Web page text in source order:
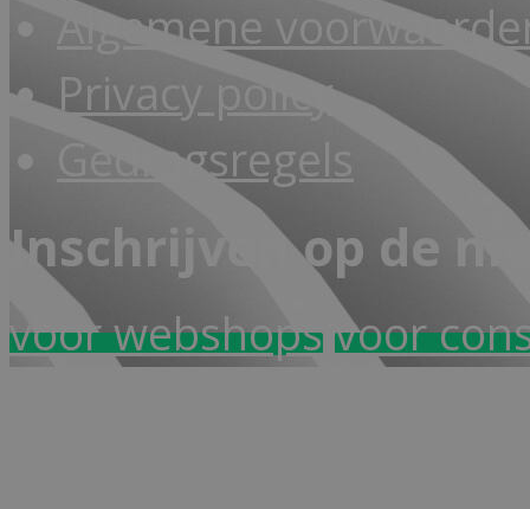
Algemene
Privacy policy
Gedragsregels
Inschrijven op de
voor webshopsvoor